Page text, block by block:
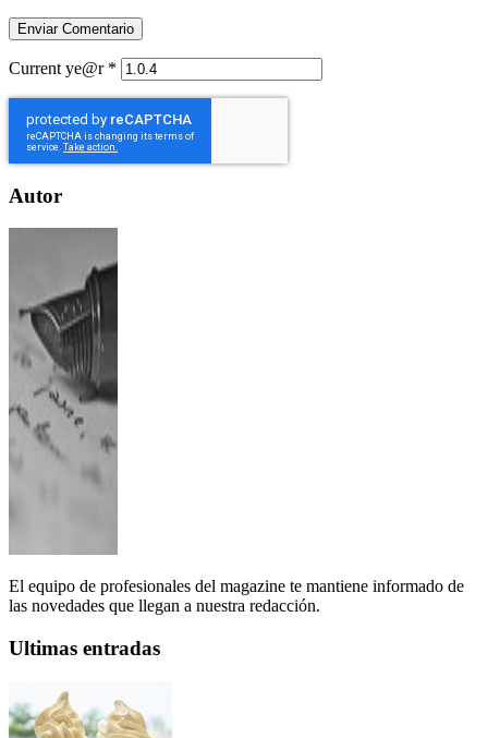
Current ye@r *
Autor
El equipo de profesionales del magazine te mantiene informado de
las novedades que llegan a nuestra redacción.
Ultimas entradas